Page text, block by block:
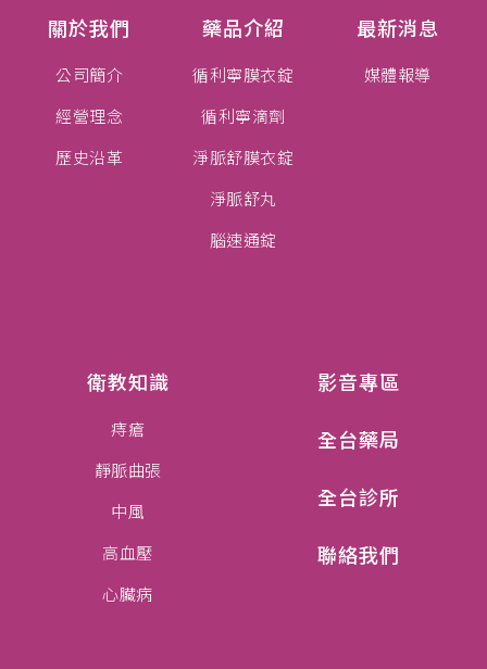
關於我們
公司簡介
經營理念
歷史沿革
藥品介紹
循利寧膜衣錠
循利寧滴劑
淨脈舒膜衣錠
淨脈舒丸
腦速通錠
最新消息
媒體報導
衛教知識
痔瘡
靜脈曲張
中風
高血壓
心臟病
影音專區
全台藥局
全台診所
聯絡我們